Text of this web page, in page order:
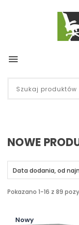

NOWE
Data dodania, od
Pokazano 1-16 z 89
Nowy